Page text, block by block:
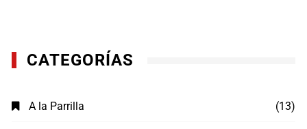
CATEGORÍAS
A la Parrilla (13)